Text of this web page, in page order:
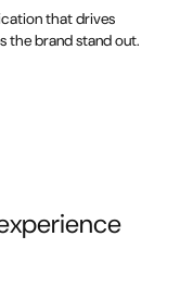
that drives
the brand stand out.